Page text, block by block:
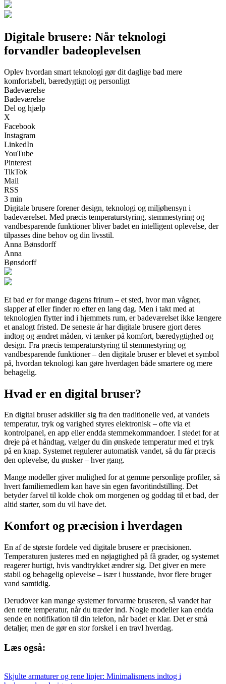
Digitale brusere: Når teknologi
forvandler badeoplevelsen
Oplev hvordan smart teknologi gør dit daglige bad mere
komfortabelt, bæredygtigt og personligt
Badeværelse
Badeværelse
Del og hjælp
X
Facebook
Instagram
LinkedIn
YouTube
Pinterest
TikTok
Mail
RSS
3 min
Digitale brusere forener design, teknologi og miljøhensyn i
badeværelset. Med præcis temperaturstyring, stemmestyring og
vandbesparende funktioner bliver badet en intelligent oplevelse, der
tilpasses dine behov og din livsstil.
Anna Bønsdorff
Anna
Bønsdorff
Et bad er for mange dagens frirum – et sted, hvor man vågner,
slapper af eller finder ro efter en lang dag. Men i takt med at
teknologien flytter ind i hjemmets rum, er badeværelset ikke længere
et analogt fristed. De seneste år har digitale brusere gjort deres
indtog og ændret måden, vi tænker på komfort, bæredygtighed og
design. Fra præcis temperaturstyring til stemmestyring og
vandbesparende funktioner – den digitale bruser er blevet et symbol
på, hvordan teknologi kan gøre hverdagen både smartere og mere
behagelig.
Hvad er en digital bruser?
En digital bruser adskiller sig fra den traditionelle ved, at vandets
temperatur, tryk og varighed styres elektronisk – ofte via et
kontrolpanel, en app eller endda stemmekommandoer. I stedet for at
dreje på et håndtag, vælger du din ønskede temperatur med et tryk
på en knap. Systemet regulerer automatisk vandet, så du får præcis
den oplevelse, du ønsker – hver gang.
Mange modeller giver mulighed for at gemme personlige profiler, så
hvert familiemedlem kan have sin egen favoritindstilling. Det
betyder farvel til kolde chok om morgenen og goddag til et bad, der
altid starter, som du vil have det.
Komfort og præcision i hverdagen
En af de største fordele ved digitale brusere er præcisionen.
Temperaturen justeres med en nøjagtighed på få grader, og systemet
reagerer hurtigt, hvis vandtrykket ændrer sig. Det giver en mere
stabil og behagelig oplevelse – især i husstande, hvor flere bruger
vand samtidig.
Derudover kan mange systemer forvarme bruseren, så vandet har
den rette temperatur, når du træder ind. Nogle modeller kan endda
sende en notifikation til din telefon, når badet er klar. Det er små
detaljer, men de gør en stor forskel i en travl hverdag.
Læs også:
Skjulte armaturer og rene linjer: Minimalismens indtog i